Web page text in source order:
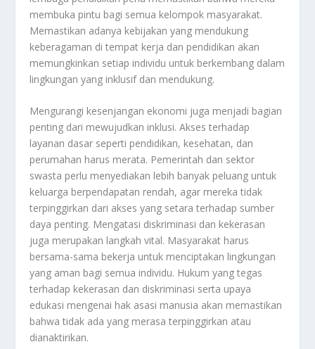
membuka pintu bagi semua kelompok masyarakat.
Memastikan adanya kebijakan yang mendukung
keberagaman di tempat kerja dan pendidikan akan
memungkinkan setiap individu untuk berkembang dalam
lingkungan yang inklusif dan mendukung.
Mengurangi kesenjangan ekonomi juga menjadi bagian
penting dari mewujudkan inklusi. Akses terhadap
layanan dasar seperti pendidikan, kesehatan, dan
perumahan harus merata. Pemerintah dan sektor
swasta perlu menyediakan lebih banyak peluang untuk
keluarga berpendapatan rendah, agar mereka tidak
terpinggirkan dari akses yang setara terhadap sumber
daya penting. Mengatasi diskriminasi dan kekerasan
juga merupakan langkah vital. Masyarakat harus
bersama-sama bekerja untuk menciptakan lingkungan
yang aman bagi semua individu. Hukum yang tegas
terhadap kekerasan dan diskriminasi serta upaya
edukasi mengenai hak asasi manusia akan memastikan
bahwa tidak ada yang merasa terpinggirkan atau
dianaktirikan.